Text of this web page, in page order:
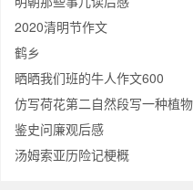
2020清明节作文
鹤乡
晒晒我们班的牛人作文600
仿写荷花第二自然段写一种植物
鉴史问廉观后感
汤姆索亚历险记梗概